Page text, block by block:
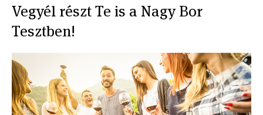
Vegyél részt Te is a Nagy Bor
Tesztben!